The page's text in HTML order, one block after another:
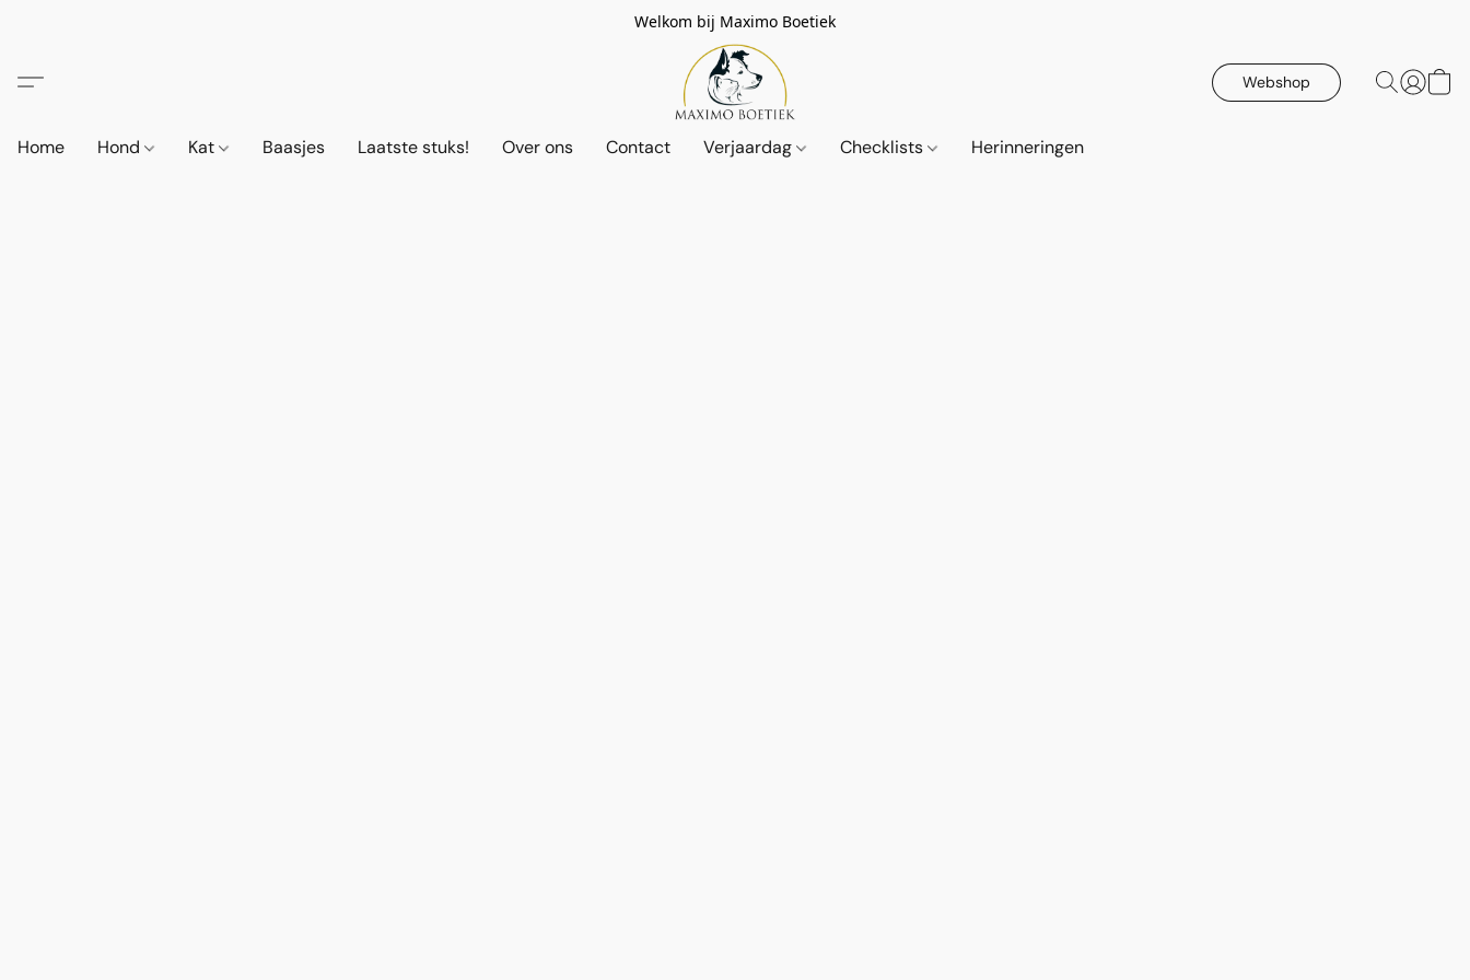
Welkom bij Maximo Boetiek
Webshop
Home Hond Kat Baasjes Laatste stuks! Over ons Contact Verjaardag Checklists Herinneringen